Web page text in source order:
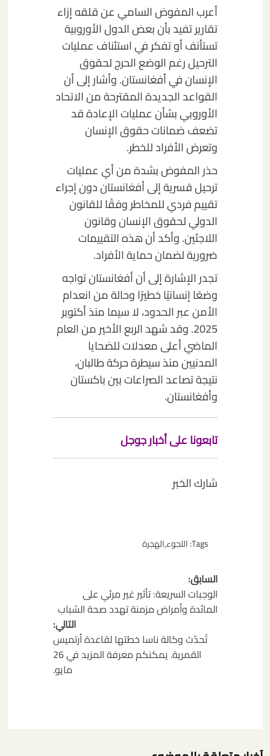
أعرب المفوض السامي عن قلقه إزاء
تقارير تفيد بأن بعض الدول الأوروبية
تستأنف أو تفكر في استئناف عمليات
الترحيل رغم الوضع الحرج لحقوق
الإنسان في أفغانستان. وأشار إلى أن
القواعد الجديدة المقترحة من الاتحاد
الأوروبي بشأن عمليات الإعادة قد
تضعف ضمانات حقوق الإنسان
وتعرض الأفراد للخطر.
حذر المفوض بشدة من أي عمليات
ترحيل قسرية إلى أفغانستان دون إجراء
تقييم فردي للمخاطر وفقًا للقانون
الدولي لحقوق الإنسان وقانون
اللاجئين. وأكد أن هذه التقييمات
ضرورية لضمان حماية الأفراد.
تجدر الإشارة إلى أن أفغانستان تواجه
وضعًا إنسانيًا خطيرًا وحالة من انعدام
الأمن عبر الحدود، لا سيما منذ أكتوبر
2025. وقد شهد الربع الأخير من العام
الماضي أعلى معدلات للضحايا
المدنيين منذ سيطرة حركة طالبان،
نتيجة تصاعد الصراعات بين باكستان
وأفغانستان.
تابعونا على أخبار جوجل
شارك الخبر
Tags: اللجوء,الهجرة
تصفّح
المقالات
السابق:
الوجبات السريعة: تأثير غير مرئي على
المائدة وأمراض مزمنة تهدد صحة الشباب
التالي:
تُحدّث وكالة ناسا خطتها لقاعدة أرتميس
القمرية. يمكنكم معرفة المزيد في 26
مايو.